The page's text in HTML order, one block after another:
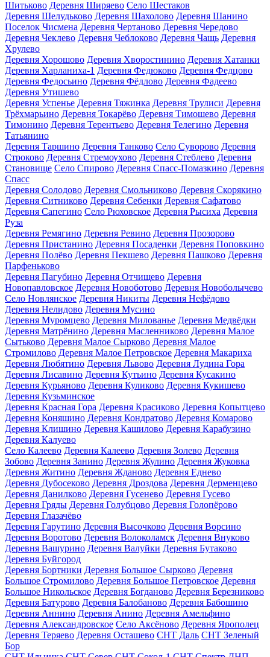
Шитьково Деревня Ширяево Село Шестаков
Деревня Шелудьково Деревня Шахолово Деревня Шанино
Поселок Чисмена Деревня Чертаново Деревня Чередово
Деревня Чеклево Деревня Чеблоково Деревня Чащь Деревня
Хрулево
Деревня Хорошово Деревня Хворостинино Деревня Хатанки
Деревня Харланиха-1 Деревня Федюково Деревня Федцово
Деревня Федосьино Деревня Фёдлово Деревня Фадеево
Деревня Утишево
Деревня Успенье Деревня Тяжинка Деревня Трулиси Деревня
Трёхмарьино Деревня Токарёво Деревня Тимошево Деревня
Тимонино Деревня Терентьево Деревня Телегино Деревня
Татьянино
Деревня Таршино Деревня Танково Село Суворово Деревня
Строково Деревня Стремоухово Деревня Стеблево Деревня
Становище Село Спирово Деревня Спасс-Помазкино Деревня
Спасс
Деревня Солодово Деревня Смольниково Деревня Скорякино
Деревня Ситниково Деревня Себенки Деревня Сафатово
Деревня Сапегино Село Рюховское Деревня Рысиха Деревня
Руза
Деревня Ремягино Деревня Ревино Деревня Прозорово
Деревня Пристанино Деревня Посаденки Деревня Поповкино
Деревня Полёво Деревня Пекшево Деревня Пашково Деревня
Парфеньково
Деревня Пагубино Деревня Отчищево Деревня
Новопавловское Деревня Новоботово Деревня Новоболычево
Село Новлянское Деревня Никиты Деревня Нефёдово
Деревня Нелидово Деревня Мусино
Деревня Муромцево Деревня Милованье Деревня Медвёдки
Деревня Матрёнино Деревня Масленниково Деревня Малое
Сытьково Деревня Малое Сырково Деревня Малое
Стромилово Деревня Малое Петровское Деревня Макариха
Деревня Любятино Деревня Львово Деревня Лудина Гора
Деревня Лисавино Деревня Кутьино Деревня Кусакино
Деревня Курьяново Деревня Куликово Деревня Кукишево
Деревня Кузьминское
Деревня Красная Гора Деревня Красиково Деревня Копытцево
Деревня Коняшино Деревня Кондратово Деревня Комарово
Деревня Клишино Деревня Кашилово Деревня Карабузино
Деревня Калуево
Село Калеево Деревня Калеево Деревня Золево Деревня
Зобово Деревня Занино Деревня Жулино Деревня Жуковка
Деревня Житино Деревня Жданово Деревня Еднево
Деревня Дубосеково Деревня Дроздова Деревня Дерменцево
Деревня Данилково Деревня Гусенево Деревня Гусево
Деревня Гряды Деревня Голубцово Деревня Голопёрово
Деревня Глазачёво
Деревня Гарутино Деревня Высочково Деревня Ворсино
Деревня Воротово Деревня Волоколамск Деревня Внуково
Деревня Вашурино Деревня Валуйки Деревня Бутаково
Деревня Буйгород
Деревня Бортники Деревня Большое Сырково Деревня
Большое Стромилово Деревня Большое Петровское Деревня
Большое Никольское Деревня Богданово Деревня Березниково
Деревня Батурово Деревня Балобаново Деревня Бабошино
Деревня Аннино Деревня Анино Деревня Амельфино
Деревня Александровское Село Аксёново Деревня Ярополец
Деревня Теряево Деревня Осташево СНТ Даль СНТ Зеленый
Бор